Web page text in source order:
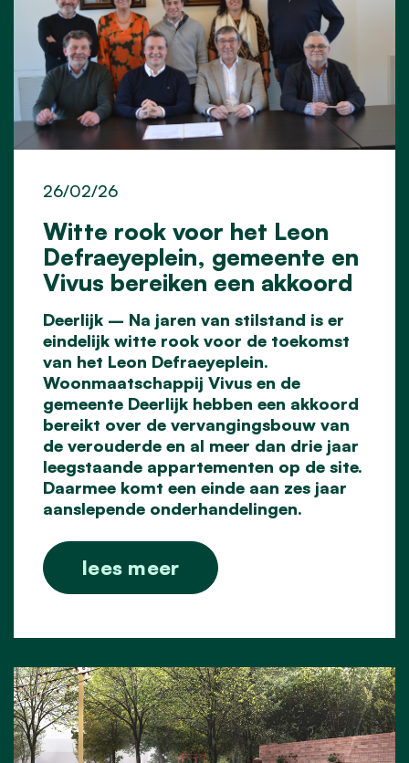
Witte rook voor het Leon
Defraeyeplein, gemeente en
Vivus bereiken een akkoord
26/02/26
Deerlijk – Na jaren van stilstand is er
eindelijk witte rook voor de toekomst
van het Leon Defraeyeplein.
Woonmaatschappij Vivus en de
gemeente Deerlijk hebben een akkoord
bereikt over de vervangingsbouw van
de verouderde en al meer dan drie jaar
leegstaande appartementen op de site.
Daarmee komt een einde aan zes jaar
aanslepende onderhandelingen.
lees meer